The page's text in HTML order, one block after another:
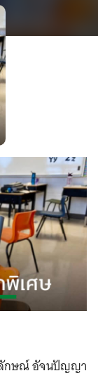
กษณ์ อัจนปัญญา